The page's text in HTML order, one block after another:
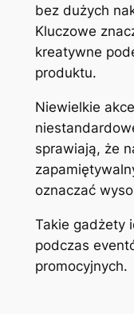
bez dużych
Kluczowe
kreatywne
produktu.
Niewielkie
sprawiają, że
oznaczać
Takie gadżety
podczas
promocyjnych.